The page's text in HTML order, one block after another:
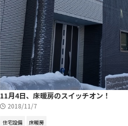
11月4日、床暖房のスイッチオン！
2018/11/7
住宅設備 床暖房